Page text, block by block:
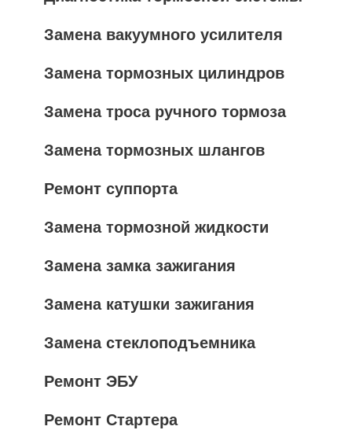
Замена вакуумного усилителя
Замена тормозных цилиндров
Замена троса ручного тормоза
Замена тормозных шлангов
Ремонт суппорта
Замена тормозной жидкости
Замена замка зажигания
Замена катушки зажигания
Замена стеклоподъемника
Ремонт ЭБУ
Ремонт Стартера